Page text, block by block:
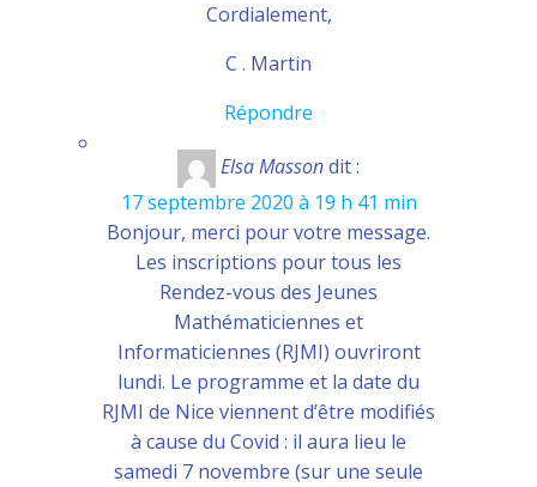
Cordialement,
C . Martin
Répondre
Elsa Massondit :
17 septembre 2020 à 19 h 41 min
Bonjour, merci pour votre message.
Les inscriptions pour tous les
Rendez-vous des Jeunes
Mathématiciennes et
Informaticiennes (RJMI) ouvriront
lundi. Le programme et la date du
RJMI de Nice viennent d’être modifiés
à cause du Covid : il aura lieu le
samedi 7 novembre (sur une seule